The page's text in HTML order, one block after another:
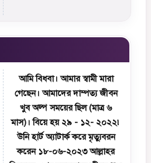
আমি বিধবা। আমার স্বামী মারা
গেছেন। আমাদের দাম্পত্য জীবন
খুব অল্প সময়ের ছিল (মাত্র ৬
মাস)। বিয়ে হয় ২৯ - ১২- ২০২২৷
উনি হার্ট অ্যাটার্ক করে মৃত্যুবরন
করেন ১৮-০৬-২০২৩ আল্লাহর